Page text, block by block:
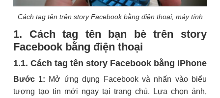
Cách tag tên trên story Facebook bằng điện thoại, máy tính
1. Cách tag tên bạn bè trên story
Facebook bằng điện thoại
1.1. Cách tag tên story Facebook bằng iPhone
Bước 1: Mở ứng dụng Facebook và nhấn vào biểu
tượng tạo tin mới ngay tại trang chủ. Lựa chọn ảnh,